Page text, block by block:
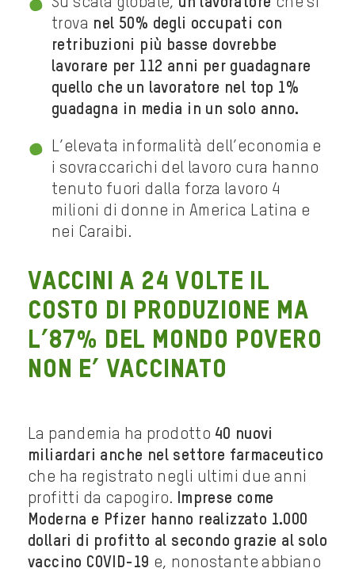
Su scala globale, un lavoratore che si
trova nel 50% degli occupati con
retribuzioni più basse dovrebbe
lavorare per 112 anni per guadagnare
quello che un lavoratore nel top 1%
guadagna in media in un solo anno.
L’elevata informalità dell’economia e
i sovraccarichi del lavoro cura hanno
tenuto fuori dalla forza lavoro 4
milioni di donne in America Latina e
nei Caraibi.
VACCINI A 24 VOLTE IL
COSTO DI PRODUZIONE MA
L’87% DEL MONDO POVERO
NON E’ VACCINATO
La pandemia ha prodotto 40 nuovi
miliardari anche nel settore farmaceutico
che ha registrato negli ultimi due anni
profitti da capogiro. Imprese come
Moderna e Pfizer hanno realizzato 1.000
dollari di profitto al secondo grazie al solo
vaccino COVID-19 e, nonostante abbiano